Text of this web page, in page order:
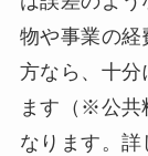
物や事業の経
方なら、十分
ます（※公共
なります。詳